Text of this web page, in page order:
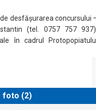
desfășurarea concursului
(tel. 0757 757
în cadrul
foto (2)